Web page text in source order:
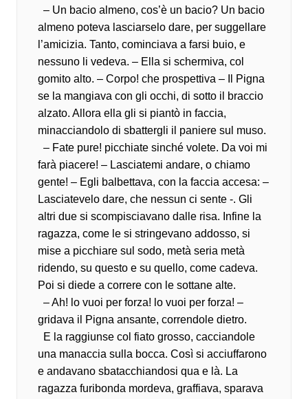
– Un bacio almeno, cos’è un bacio? Un bacio
almeno poteva lasciarselo dare, per suggellare
l’amicizia. Tanto, cominciava a farsi buio, e
nessuno li vedeva. – Ella si schermiva, col
gomito alto. – Corpo! che prospettiva – Il Pigna
se la mangiava con gli occhi, di sotto il braccio
alzato. Allora ella gli si piantò in faccia,
minacciandolo di sbattergli il paniere sul muso.
– Fate pure! picchiate sinché volete. Da voi mi
farà piacere! – Lasciatemi andare, o chiamo
gente! – Egli balbettava, con la faccia accesa: –
Lasciatevelo dare, che nessun ci sente -. Gli
altri due si scompisciavano dalle risa. Infine la
ragazza, come le si stringevano addosso, si
mise a picchiare sul sodo, metà seria metà
ridendo, su questo e su quello, come cadeva.
Poi si diede a correre con le sottane alte.
– Ah! lo vuoi per forza! lo vuoi per forza! –
gridava il Pigna ansante, correndole dietro.
E la raggiunse col fiato grosso, cacciandole
una manaccia sulla bocca. Così si acciuffarono
e andavano sbatacchiandosi qua e là. La
ragazza furibonda mordeva, graffiava, sparava